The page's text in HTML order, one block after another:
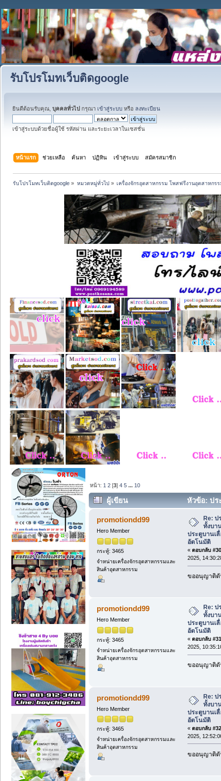
รับโปรโมทเว็บติดgoogle
ยินดีต้อนรับคุณ, บุคคลทั่วไป กรุณา เข้าสู่ระบบ หรือ ลงทะเบียน
เข้าสู่ระบบด้วยชื่อผู้ใช้ รหัสผ่าน และระยะเวลาในเซสชั่น
หน้าแรก ช่วยเหลือ ค้นหา ปฏิทิน เข้าสู่ระบบ สมัครสมาชิก
รับโปรโมทเว็บติดgoogle » หมวดหมู่ทั่วไป» เครื่องจักรอุตสาหกรรม โพสฟรีงานอุตสาหกร
หน้า: 1 2 [3]4 5 ... 10
ผู้เขียน
หัวข้อ: ปร
ประตูบานเลื่อนออโต้ เลื่อนอัตโนมัติ (อ่า
promotiondd99
Hero Member
กระทู้: 3465
จำหน่ายเครื่องจักรอุตสาหกรรมและ
สินค้าอุตสาหกรรม
Re: ป
ทั้งบา
ประตูบานเ
อัตโนมัติ
« ตอบกลับ
2025,
ขออนุญาติ
promotiondd99
Hero Member
กระทู้: 3465
จำหน่ายเครื่องจักรอุตสาหกรรมและ
สินค้าอุตสาหกรรม
Re: ป
ทั้งบา
ประตูบานเ
อัตโนมัติ
« ตอบกลับ
2025,
ขออนุญาติ
promotiondd99
Hero Member
กระทู้: 3465
จำหน่ายเครื่องจักรอุตสาหกรรมและ
สินค้าอุตสาหกรรม
Re: ป
ทั้งบา
ประตูบานเ
อัตโนมัติ
« ตอบกลับ
2025,
ขออนุญาติ